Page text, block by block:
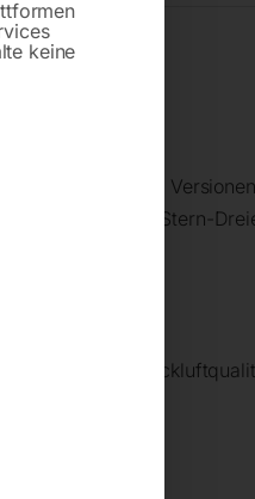
2000
und Industrie.
ES 4000 Basic, Stern-
uvm.
hohe
keine